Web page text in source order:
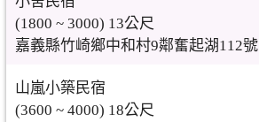
(1800 ~ 3000) 13公尺
嘉義縣竹崎鄉中和村9鄰奮起湖112號
山嵐小築民宿
(3600 ~ 4000) 18公尺